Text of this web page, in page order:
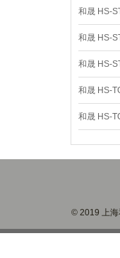
和晟 HS-
和晟 HS-
和晟 HS-
和晟 HS-
和晟 HS-
© 2019 上海